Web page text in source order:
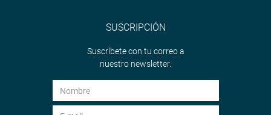
SUSCRIPCIÓN
Suscríbete con tu correo a
nuestro newsletter.